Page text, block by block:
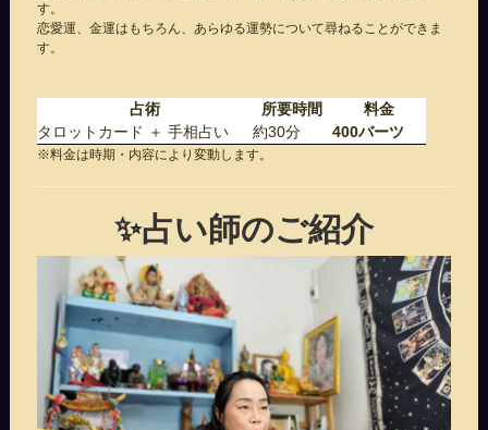
す。
恋愛運、金運はもちろん、あらゆる運勢について尋ねることができま
す。
占術 所要時間
料金
タロットカード ＋ 手相占い
約30分 400バーツ
※料金は時期・内容により変動します。
✨占い師のご紹介